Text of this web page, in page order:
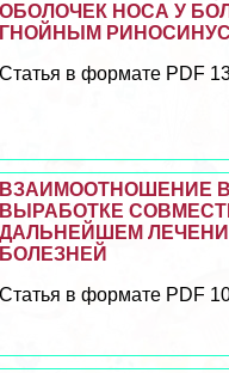
ОБОЛОЧЕК НОСА У
ГНОЙНЫМ
Статья в формате PDF
ВЗАИМООТНОШЕНИЕ
ВЫРАБОТКЕ
ДАЛЬНЕЙШЕМ
БОЛЕЗНЕЙ
Статья в формате PDF